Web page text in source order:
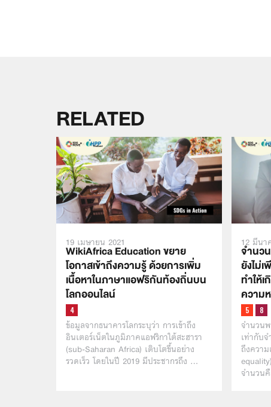
RELATED
19 เมษายน 2021
WikiAfrica Education ขยาย
โอกาสเข้าถึงความรู้ ด้วยการเพิ่ม
เนื้อหาในภาษาแอฟริกันท้องถิ่นบน
โลกออนไลน์
ข้อมูลจากธนาคารโลกระบุว่า การเข้าถึง
อินเตอร์เน็ตในภูมิภาคแอฟริกาใต้สะฮารา
(sub-Saharan Africa) เติบโตขึ้นอย่าง
รวดเร็ว โดยในปี 2019 มีประชากรถึง …
12 มีนา
จำนว
ยังไม่
ทำให้
ความ
จำนวน
เท่ากับ
ถึงควา
จำนวน